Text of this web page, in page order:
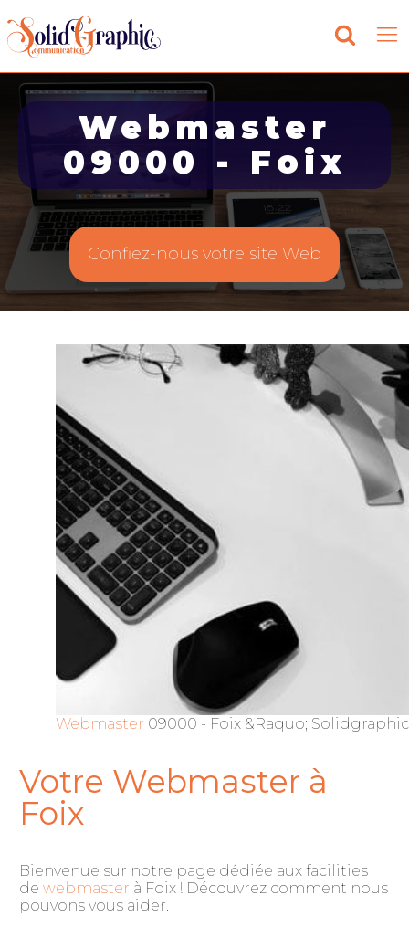
Webmaster
09000 - Foix
Confiez-nous votre site Web
Webmaster 09000 - Foix &Raquo;
Votre Webmaster à
Foix
Bienvenue sur notre page dédiée aux facilities
de webmaster à Foix ! Découvrez comment nous
pouvons vous aider.